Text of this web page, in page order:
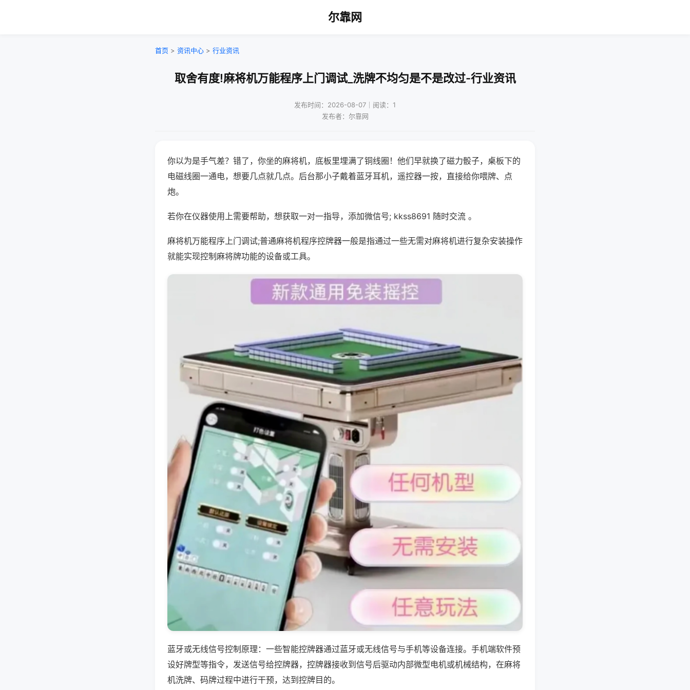
尔靠网
首页 > 资讯中心 > 行业资讯
取舍有度!麻将机万能程序上门调试_洗牌不均匀是不是改过-行业资讯
发布时间：2026-08-07｜阅读：1
发布者：尔靠网
你以为是手气差？错了，你坐的麻将机，底板里埋满了铜线圈！他们早就换了磁力骰子，桌板下的
电磁线圈一通电，想要几点就几点。后台那小子戴着蓝牙耳机，遥控器一按，直接给你喂牌、点
炮。
若你在仪器使用上需要帮助，想获取一对一指导，添加微信号; kkss8691 随时交流 。
麻将机万能程序上门调试;普通麻将机程序控牌器一般是指通过一些无需对麻将机进行复杂安装操作
就能实现控制麻将牌功能的设备或工具。
蓝牙或无线信号控制原理：一些智能控牌器通过蓝牙或无线信号与手机等设备连接。手机端软件预
设好牌型等指令，发送信号给控牌器，控牌器接收到信号后驱动内部微型电机或机械结构，在麻将
机洗牌、码牌过程中进行干预，达到控牌目的。